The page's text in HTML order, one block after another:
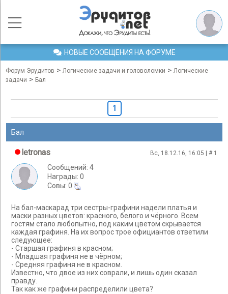
НОВЫЕ СООБЩЕНИЯ НА ФОРУМЕ
Форум Эрудитов > Логические задачи и головоломки > Логические
задачи > Бал
1
Бал
letronas Вс, 18.12.16, 16:05 | # 1
Сообщений: 4
Награды: 0
Cовы: 0
На бал-маскарад три сестры-графини надели платья и
маски разных цветов: красного, белого и чёрного. Всем
гостям стало любопытно, под каким цветом скрывается
каждая графиня. На их вопрос трое официантов ответили
следующее:
- Старшая графиня в красном;
- Младшая графиня не в чёрном;
- Средняя графиня не в красном.
Известно, что двое из них соврали, и лишь один сказал
правду.
Так как же графини распределили цвета?